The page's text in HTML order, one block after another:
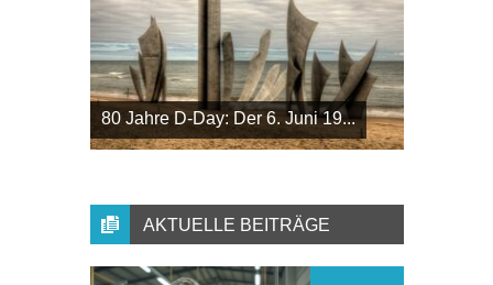
80 Jahre D-Day: Der 6. Juni 19...
AKTUELLE BEITRÄGE